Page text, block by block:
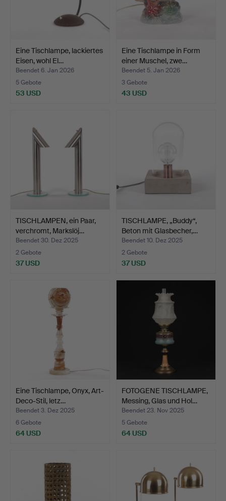
Eine Tischlampe, lackiertes
Eisen, wohl El…
Beendet 6. Jan 2026
5 Gebote
53 USD
Eine Tischlampe in Form
einer Muschel, zwe…
Beendet 5. Jan 2026
3 Gebote
43 USD
TISCHLAMPEN, ein Paar,
verchromt, Markslöj…
Beendet 30. Dez 2025
2 Gebote
37 USD
TISCHLAMPE, „Buddy“,
Beton mit Glasbecher,…
Beendet 10. Dez 2025
2 Gebote
37 USD
Eine Tischlampe, Onyx, Art-
Deco-Stil, letz…
Beendet 3. Dez 2025
6 Gebote
64 USD
FOTOGENE TISCHLAMPE,
Messing, Glas und Hol…
Beendet 23. Nov 2025
5 Gebote
64 USD